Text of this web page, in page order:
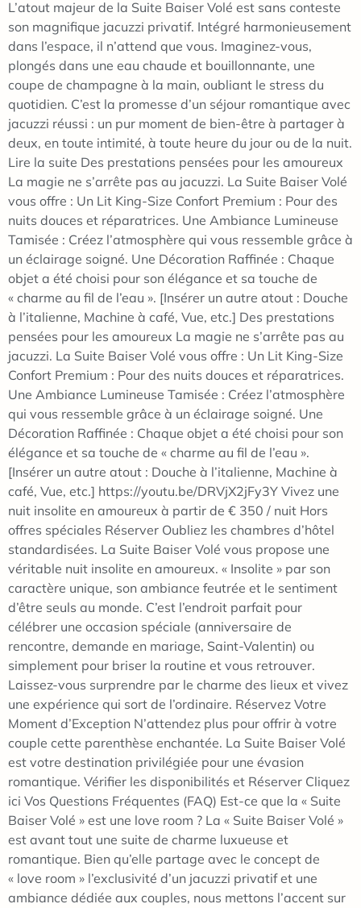
L’atout majeur de la Suite Baiser Volé est sans conteste
son magnifique jacuzzi privatif. Intégré harmonieusement
dans l’espace, il n’attend que vous. Imaginez-vous,
plongés dans une eau chaude et bouillonnante, une
coupe de champagne à la main, oubliant le stress du
quotidien. C’est la promesse d’un séjour romantique avec
jacuzzi réussi : un pur moment de bien-être à partager à
deux, en toute intimité, à toute heure du jour ou de la nuit.
Lire la suite Des prestations pensées pour les amoureux
La magie ne s’arrête pas au jacuzzi. La Suite Baiser Volé
vous offre : Un Lit King-Size Confort Premium : Pour des
nuits douces et réparatrices. Une Ambiance Lumineuse
Tamisée : Créez l’atmosphère qui vous ressemble grâce à
un éclairage soigné. Une Décoration Raffinée : Chaque
objet a été choisi pour son élégance et sa touche de
« charme au fil de l’eau ». [Insérer un autre atout : Douche
à l’italienne, Machine à café, Vue, etc.] Des prestations
pensées pour les amoureux La magie ne s’arrête pas au
jacuzzi. La Suite Baiser Volé vous offre : Un Lit King-Size
Confort Premium : Pour des nuits douces et réparatrices.
Une Ambiance Lumineuse Tamisée : Créez l’atmosphère
qui vous ressemble grâce à un éclairage soigné. Une
Décoration Raffinée : Chaque objet a été choisi pour son
élégance et sa touche de « charme au fil de l’eau ».
[Insérer un autre atout : Douche à l’italienne, Machine à
café, Vue, etc.] https://youtu.be/DRVjX2jFy3Y Vivez une
nuit insolite en amoureux à partir de € 350 / nuit Hors
offres spéciales Réserver Oubliez les chambres d’hôtel
standardisées. La Suite Baiser Volé vous propose une
véritable nuit insolite en amoureux. « Insolite » par son
caractère unique, son ambiance feutrée et le sentiment
d’être seuls au monde. C’est l’endroit parfait pour
célébrer une occasion spéciale (anniversaire de
rencontre, demande en mariage, Saint-Valentin) ou
simplement pour briser la routine et vous retrouver.
Laissez-vous surprendre par le charme des lieux et vivez
une expérience qui sort de l’ordinaire. Réservez Votre
Moment d’Exception N’attendez plus pour offrir à votre
couple cette parenthèse enchantée. La Suite Baiser Volé
est votre destination privilégiée pour une évasion
romantique. Vérifier les disponibilités et Réserver Cliquez
ici Vos Questions Fréquentes (FAQ) Est-ce que la « Suite
Baiser Volé » est une love room ? La « Suite Baiser Volé »
est avant tout une suite de charme luxueuse et
romantique. Bien qu’elle partage avec le concept de
« love room » l’exclusivité d’un jacuzzi privatif et une
ambiance dédiée aux couples, nous mettons l’accent sur